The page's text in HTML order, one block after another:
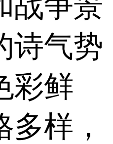
战争景
诗气势
彩鲜
样，